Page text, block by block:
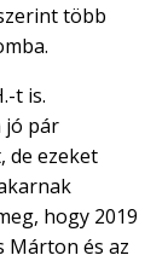
több
t is.
jó pár
de ezeket
hogy 2019
Márton és az